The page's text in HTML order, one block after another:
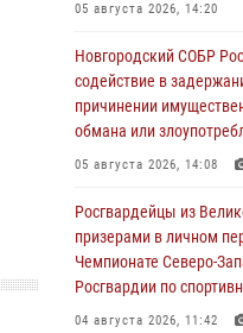
05 августа 2026, 14:20
Новгородский СОБР
содействие в
причинении
обмана или
05 августа 2026, 14:08
Росгвардейцы из
призерами в личном
Чемпионате Северо-
Росгвардии по
04 августа 2026, 11:42